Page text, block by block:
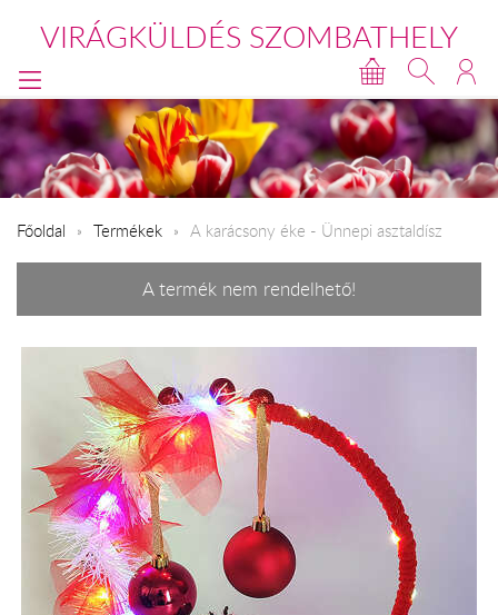
VIRÁGKÜLDÉS SZOMBATHELY
Főoldal Termékek A karácsony éke - Ünnepi asztaldísz
A termék nem rendelhető!